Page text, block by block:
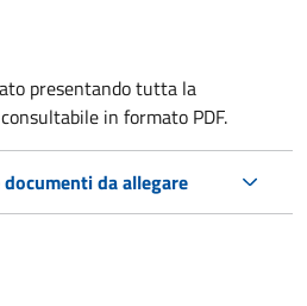
presentando tutta la
in formato PDF.
da allegare